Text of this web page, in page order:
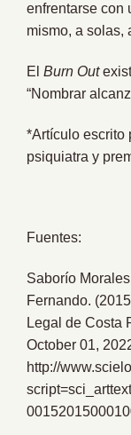
enfrentarse con
mismo, a solas,
El Burn Out
“Nombrar
*Artículo escrito
psiquiatra y
Fuentes:
Saborío
Fernando.
Legal de Costa
October 01,
http://